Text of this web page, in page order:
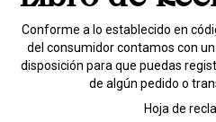
Conforme a lo establecido en
del consumidor contamos con
disposición para que puedas
de algún pedido o
Hoja de